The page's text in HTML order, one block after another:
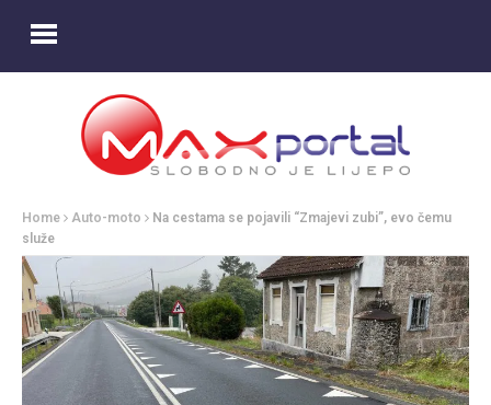
Home Auto-moto
Na cestama se pojavili “Zmajevi zubi”, evo čemu
služe